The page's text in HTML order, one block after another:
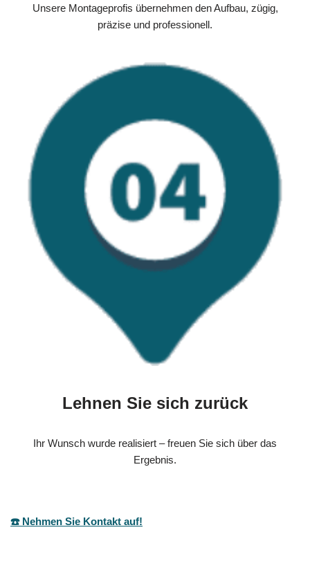
Unsere Montageprofis übernehmen den Aufbau, zügig,
präzise und professionell.
Lehnen Sie sich zurück
Ihr Wunsch wurde realisiert – freuen Sie sich über das
Ergebnis.
☎️ Nehmen Sie Kontakt auf!